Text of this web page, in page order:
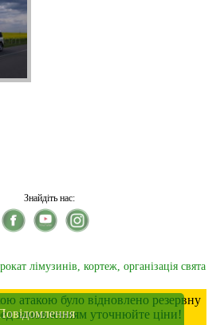
Знайдіть нас:
лімузинів, кортеж, організація свята
атакою було відновлено резервну
замовленням уточнюйте ціни!